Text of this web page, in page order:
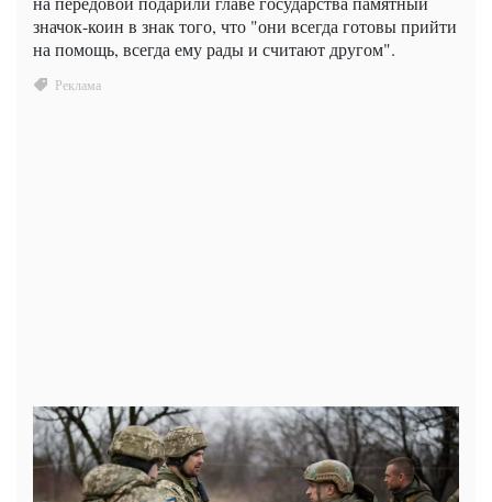
значок-коин в знак того, что "они всегда готовы прийти
на помощь, всегда ему рады и считают другом".